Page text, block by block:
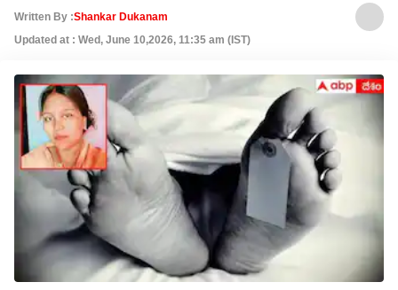
Written By :Shankar Dukanam
Updated at : Wed, June 10,2026, 11:35 am (IST)